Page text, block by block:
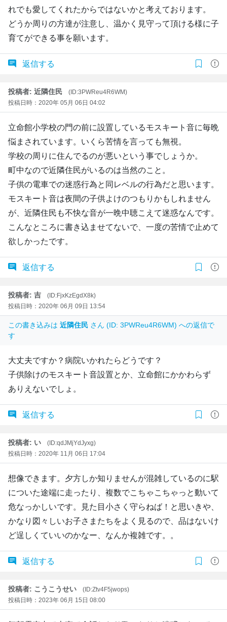
れでも愛してくれたからではないかと考えております。
どうか周りの方達が注意し、温かく見守って頂ける様に子
育てができる事を願います。
返信する
投稿者: 近隣住民
(ID:3PWReu4R6WM)
投稿日時：2020年 05月 06日 04:02
立命館小学校の門の前に設置しているモスキート音に毎晩
悩まされています。いくら苦情を言っても無視。
学校の周りに住んでるのが悪いという事でしょうか。
町中なので近隣住民がいるのは当然のこと。
子供の電車での迷惑行為と同レベルの行為だと思います。
モスキート音は夜間の子供よけのつもりかもしれません
が、近隣住民も不快な音が一晩中聴こえて迷惑なんです。
こんなところに書き込ませてないで、一度の苦情で止めて
欲しかったです。
返信する
投稿者: 吉
(ID:FjxKzEgdX8k)
投稿日時：2020年 06月 09日 13:54
この書き込みは 近隣住民 さん (ID: 3PWReu4R6WM) への返信で
す
大丈夫ですか？病院いかれたらどうです？
子供除けのモスキート音設置とか、立命館にかかわらず
ありえないでしょ。
返信する
投稿者: い
(ID:qdJMjYdJyxg)
投稿日時：2020年 11月 06日 17:04
想像できます。夕方しか知りませんが混雑しているのに駅
についた途端に走ったり、複数でこちゃこちゃっと動いて
危なっかしいです。見た目小さく守らねば！と思いきや、
かなり図々しいお子さまたちをよく見るので、品はないけ
ど逞しくていいのかなー、なんか複雑です。。
返信する
投稿者: こうこうせい
(ID:Ztv4F5jwops)
投稿日時：2023年 06月 15日 08:00